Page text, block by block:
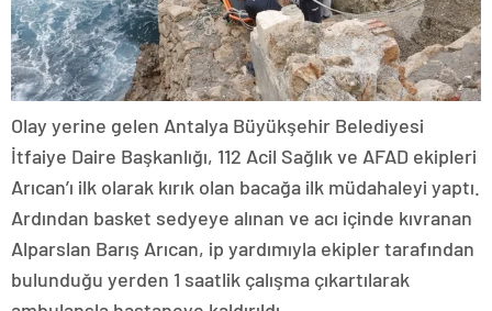
Olay yerine gelen Antalya Büyükşehir Belediyesi
İtfaiye Daire Başkanlığı, 112 Acil Sağlık ve AFAD ekipleri
Arıcan’ı ilk olarak kırık olan bacağa ilk müdahaleyi yaptı.
Ardından basket sedyeye alınan ve acı içinde kıvranan
Alparslan Barış Arıcan, ip yardımıyla ekipler tarafından
bulunduğu yerden 1 saatlik çalışma çıkartılarak